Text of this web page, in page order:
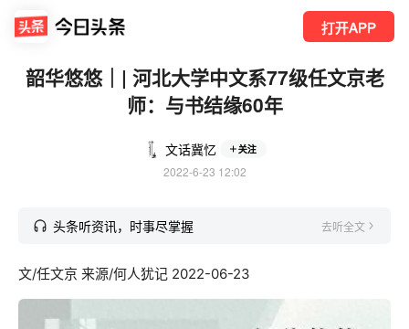
打开APP
韶华悠悠｜| 河北大学中文系77级任文京老
师：与书结缘60年
文话冀忆 关注
2022-6-23 12:02
头条听资讯，时事尽掌握 去听全文
文/任文京 来源/何人犹记 2022-06-23